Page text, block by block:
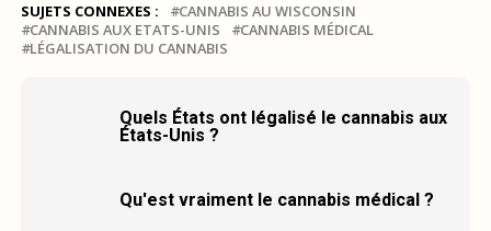
SUJETS CONNEXES :
CANNABIS AU WISCONSIN
CANNABIS AUX ETATS-UNIS
CANNABIS MÉDICAL
LÉGALISATION DU CANNABIS
Quels États ont légalisé le cannabis aux
États-Unis ?
Qu'est vraiment le cannabis médical ?